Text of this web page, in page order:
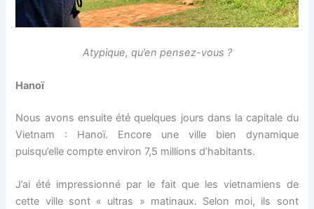
Atypique, qu’en pensez-vous ?
Hanoï
Nous avons ensuite été quelques jours dans la capitale du
Vietnam : Hanoï. Encore une ville bien dynamique
puisqu’elle compte environ 7,5 millions d’habitants.
J’ai été impressionné par le fait que les vietnamiens de
cette ville sont « ultras » matinaux. Selon moi, ils sont